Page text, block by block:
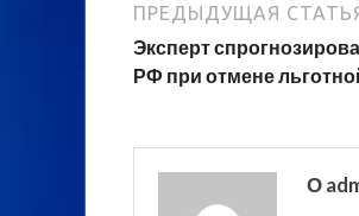
ПРЕДЫДУЩАЯ
Эксперт
РФ при отмене
О